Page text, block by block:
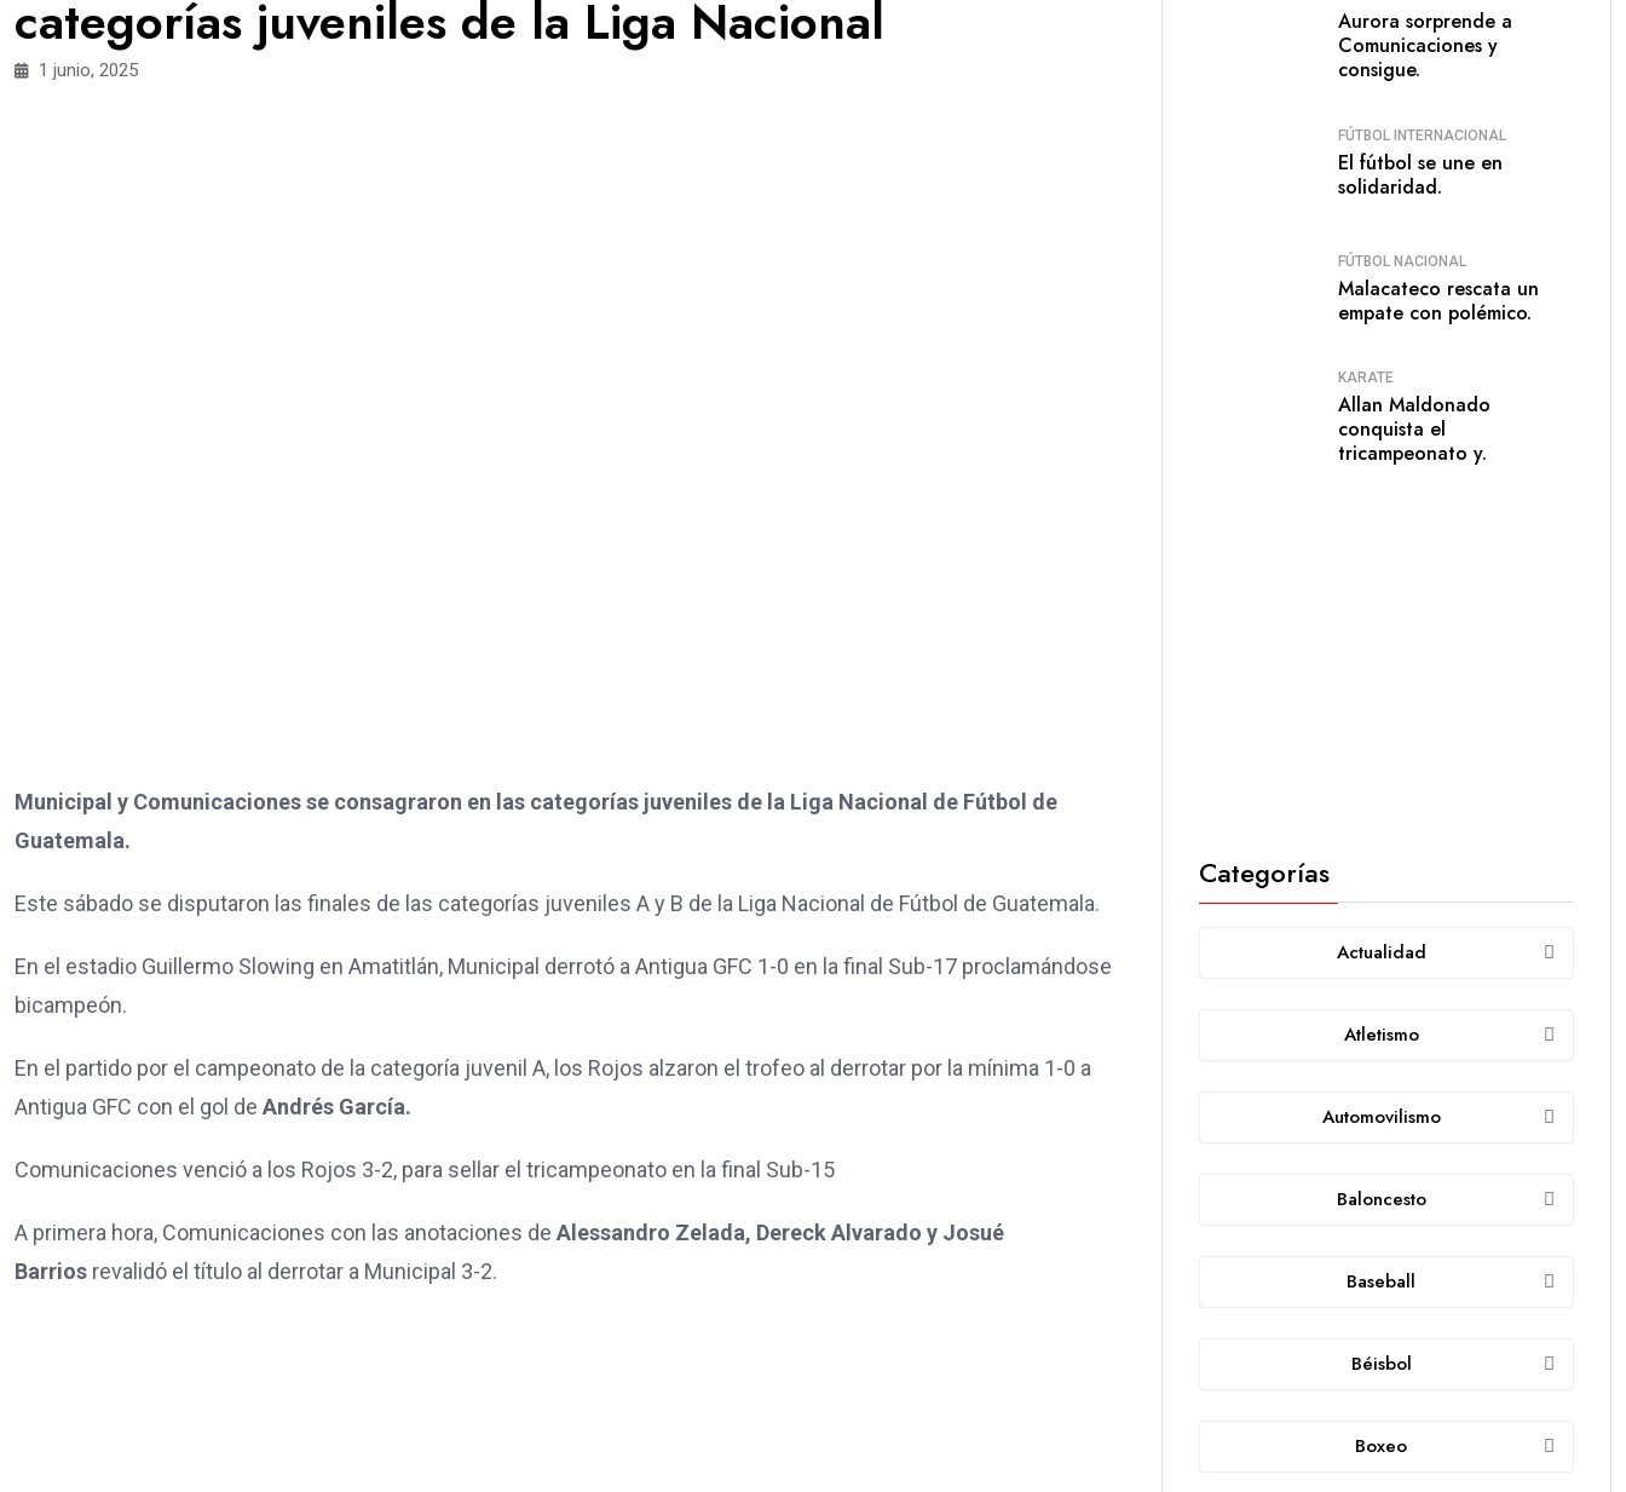
categorías juveniles de la Liga Nacional
1 junio, 2025
Municipal y Comunicaciones se consagraron en las categorías juveniles de la Liga Nacional de Fútbol de
Guatemala.
Este sábado se disputaron las finales de las categorías juveniles A y B de la Liga Nacional de Fútbol de Guatemala.
En el estadio Guillermo Slowing en Amatitlán, Municipal derrotó a Antigua GFC 1-0 en la final Sub-17 proclamándose
bicampeón.
En el partido por el campeonato de la categoría juvenil A, los Rojos alzaron el trofeo al derrotar por la mínima 1-0 a
Antigua GFC con el gol de Andrés García.
Comunicaciones venció a los Rojos 3-2, para sellar el tricampeonato en la final Sub-15
A primera hora, Comunicaciones con las anotaciones de Alessandro Zelada, Dereck Alvarado y Josué
Barrios revalidó el título al derrotar a Municipal 3-2.
Aurora sorprende a
Comunicaciones y
consigue.
FÚTBOL INTERNACIONAL
El fútbol se une en
solidaridad.
FÚTBOL NACIONAL
Malacateco rescata un
empate con polémico.
KARATE
Allan Maldonado
conquista el
tricampeonato y.
Categorías
Actualidad
Atletismo
Automovilismo
Baloncesto
Baseball
Béisbol
Boxeo